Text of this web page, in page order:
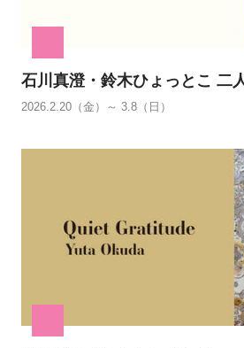
石川真澄・鈴木ひょっとこ 二
2026.2.20（金）～ 3.8（日）